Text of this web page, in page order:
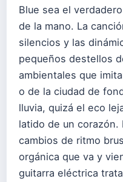
Blue sea el
de la mano. La
silencios y las
pequeños destellos
ambientales que
o de la ciudad de
lluvia, quizá el eco
latido de un
cambios de ritmo
orgánica que va y
guitarra eléctrica